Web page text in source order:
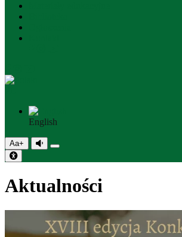
English
Aa+
Aktualności